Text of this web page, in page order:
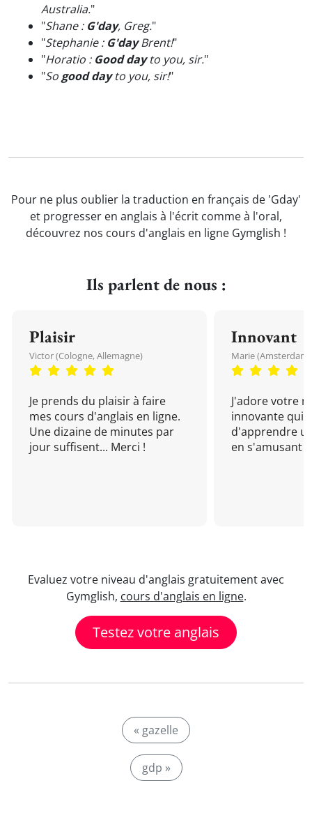
Australia."
"Shane : G'day, Greg."
"Stephanie : G'dayBrent!"
"Horatio : Good dayto you, sir."
"So good dayto you, sir!"
Pour ne plus oublier la traduction en français de 'Gday'
et progresser en anglais à l'écrit comme à l'oral,
découvrez nos cours d'anglais en ligne Gymglish !
Ils parlent de nous :
Plaisir
Victor (Cologne, Allemagne)
Je prends du plaisir à faire
mes cours d'anglais en ligne.
Une dizaine de minutes par
jour suffisent... Merci !
Innovant
Marie (Amsterdam,
J'adore votre
innovante qui
d'apprendre
en s'amusant !
Evaluez votre niveau d'anglais gratuitement avec
Gymglish, cours d'anglais en ligne.
Testez votre anglais
« gazelle
gdp »